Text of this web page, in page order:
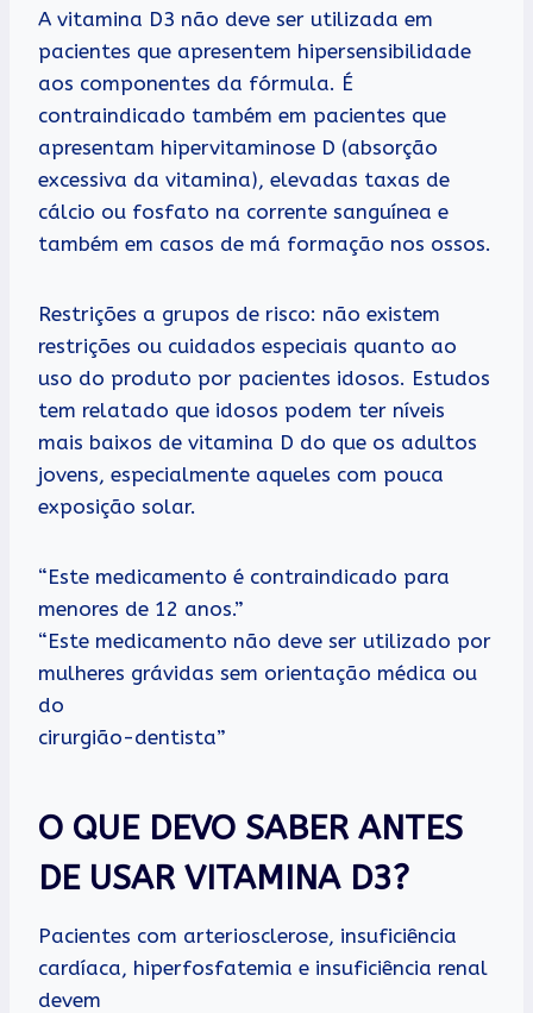
A vitamina D3 não deve ser utilizada em
pacientes que apresentem hipersensibilidade
aos componentes da fórmula. É
contraindicado também em pacientes que
apresentam hipervitaminose D (absorção
excessiva da vitamina), elevadas taxas de
cálcio ou fosfato na corrente sanguínea e
também em casos de má formação nos ossos.
Restrições a grupos de risco: não existem
restrições ou cuidados especiais quanto ao
uso do produto por pacientes idosos. Estudos
tem relatado que idosos podem ter níveis
mais baixos de vitamina D do que os adultos
jovens, especialmente aqueles com pouca
exposição solar.
“Este medicamento é contraindicado para
menores de 12 anos.”
“Este medicamento não deve ser utilizado por
mulheres grávidas sem orientação médica ou
do
cirurgião-dentista”
O QUE DEVO SABER ANTES
DE USAR VITAMINA D3?
Pacientes com arteriosclerose, insuficiência
cardíaca, hiperfosfatemia e insuficiência renal
devem